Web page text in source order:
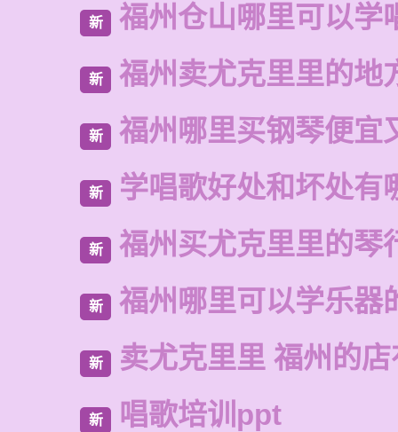
新 福州仓山哪里可以学
新 福州卖尤克里里的地
新 福州哪里买钢琴便宜
新 学唱歌好处和坏处有
新 福州买尤克里里的琴
新 福州哪里可以学乐器
新 卖尤克里里 福州的
新 唱歌培训ppt